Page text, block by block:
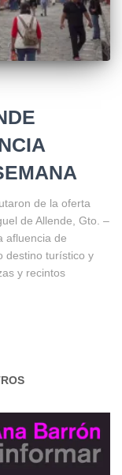
de la oferta
de Allende, Gto. –
afluencia de
destino turístico y
y recintos